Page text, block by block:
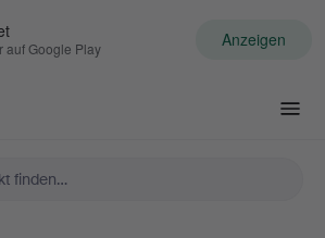
auf Google Play Anzeigen